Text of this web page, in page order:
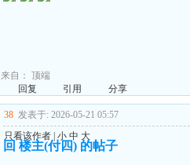
来自： 顶端
回复
引用 分享
38 发表于: 2026-05-21 05:57
只看该作者 小 中 大
回 楼主(付四) 的帖子